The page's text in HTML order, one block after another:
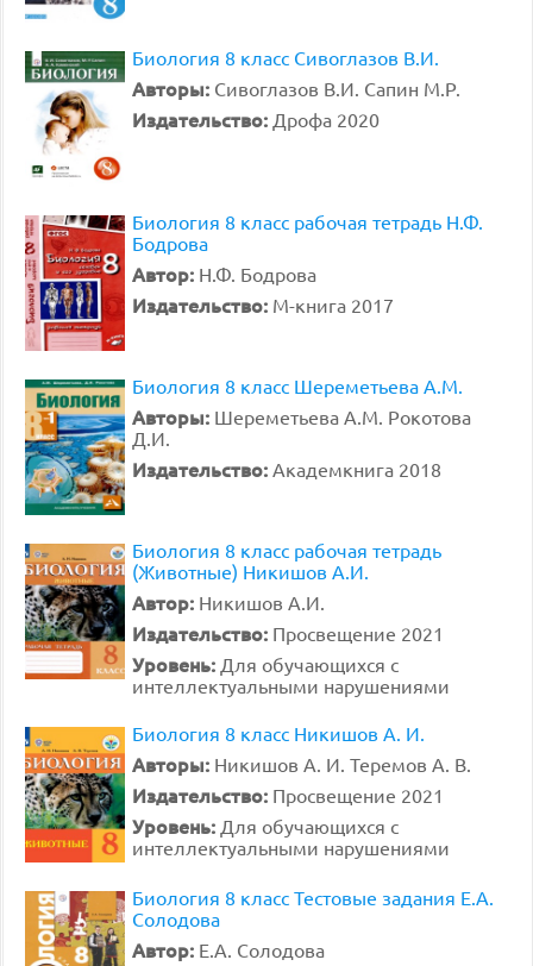
Биология 8 класс Сивоглазов В.И.
Авторы: Сивоглазов В.И. Сапин М.Р.
Издательство: Дрофа 2020
Биология 8 класс рабочая тетрадь Н.Ф.
Бодрова
Автор: Н.Ф. Бодрова
Издательство: М-книга 2017
Биология 8 класс Шереметьева А.М.
Авторы: Шереметьева А.М. Рокотова
Д.И.
Издательство: Академкнига 2018
Биология 8 класс рабочая тетрадь
(Животные) Никишов А.И.
Автор: Никишов А.И.
Издательство: Просвещение 2021
Уровень: Для обучающихся с
интеллектуальными нарушениями
Биология 8 класс Никишов А. И.
Авторы: Никишов А. И. Теремов А. В.
Издательство: Просвещение 2021
Уровень: Для обучающихся с
интеллектуальными нарушениями
Биология 8 класс Тестовые задания Е.А.
Солодова
Автор: Е.А. Солодова